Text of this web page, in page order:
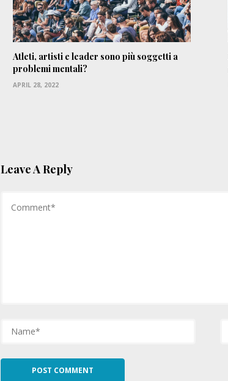
Atleti, artisti e leader sono più soggetti a
problemi mentali?
APRIL 28, 2022
Leave A Reply